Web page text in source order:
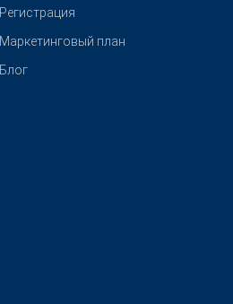
Pегистрация
Маркетинговый план
Блог